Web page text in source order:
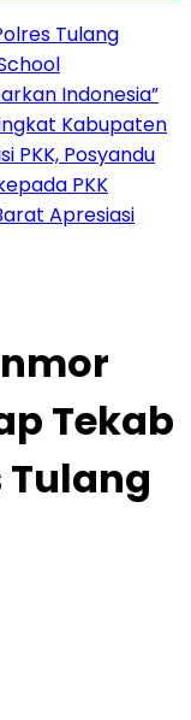
Tulang
Indonesia”
Kabupaten
PKK, Posyandu
PKK
Apresiasi
Tekab
Tulang